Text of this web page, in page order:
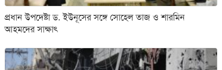
প্রধান উপদেষ্টা ড. ইউনূসের সঙ্গে সোহেল তাজ ও শারমিন
আহমদের সাক্ষাৎ